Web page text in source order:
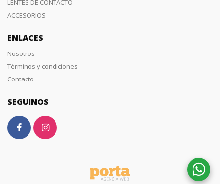
LENTES DE CONTACTO
ACCESORIOS
ENLACES
Nosotros
Términos y condiciones
Contacto
SEGUINOS